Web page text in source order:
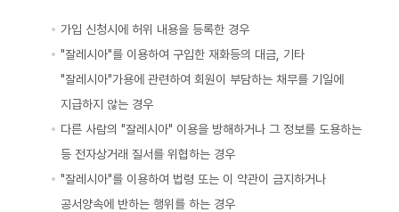
가입 신청시에 허위 내용을 등록한 경우
"잘레시아"를 이용하여 구입한 재화등의 대금, 기타
"잘레시아"가용에 관련하여 회원이 부담하는 채무를 기일에
지급하지 않는 경우
다른 사람의 "잘레시아" 이용을 방해하거나 그 정보를 도용하는
등 전자상거래 질서를 위협하는 경우
"잘레시아"를 이용하여 법령 또는 이 약관이 금지하거나
공서양속에 반하는 행위를 하는 경우